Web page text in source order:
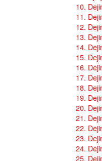
10.
11.
12.
13.
14.
15.
16.
17.
18.
19.
20.
21.
22.
23.
24.
25.